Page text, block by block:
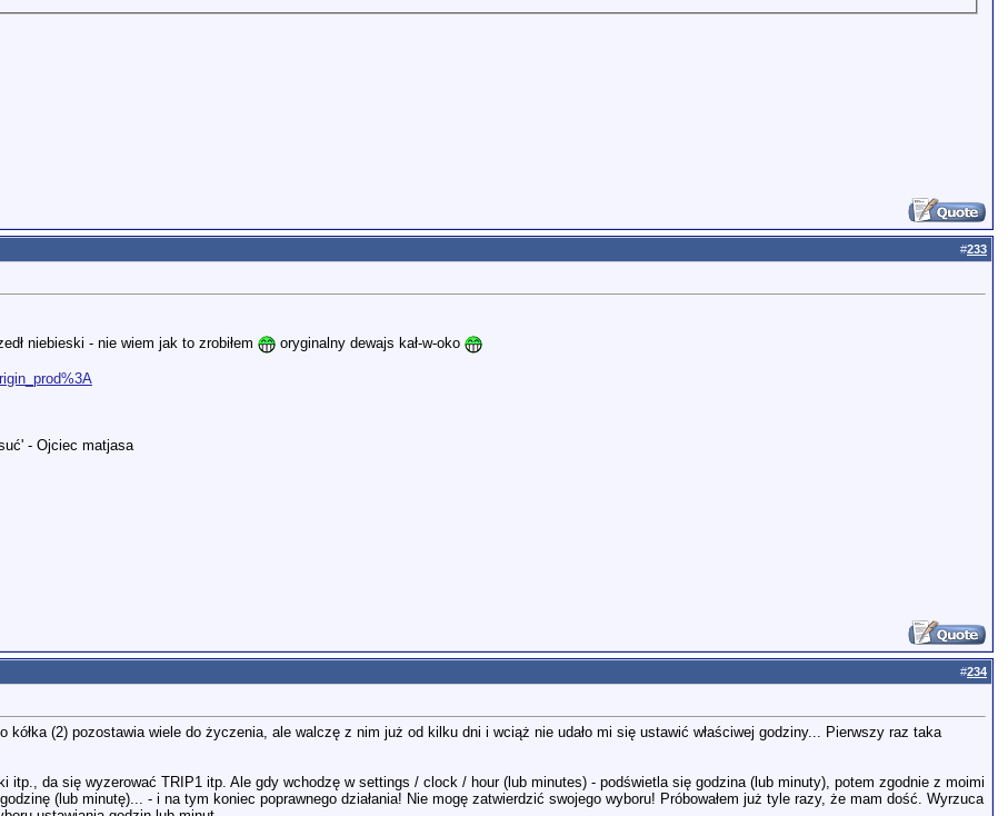
#233
niebieski - nie wiem jak to zrobiłem
oryginalny dewajs kał-w-oko
- Ojciec matjasa
#234
kółka (2) pozostawia wiele do życzenia, ale walczę z nim już od kilku dni i wciąż nie udało mi się ustawić właściwej godziny... Pierwszy raz taka
itp., da się wyzerować TRIP1 itp. Ale gdy wchodzę w settings / clock / hour (lub minutes) - podświetla się godzina (lub minuty), potem zgodnie z moimi
(lub minutę)... - i na tym koniec poprawnego działania! Nie mogę zatwierdzić swojego wyboru! Próbowałem już tyle razy, że mam dość. Wyrzuca